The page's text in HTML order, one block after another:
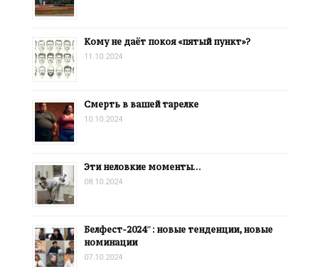
Кому не даёт покоя «пятый пункт»?
11.10.2024
Смерть в вашей тарелке
10.10.2024
Эти неловкие моменты…
08.10.2024
Белфест-2024″: новые тенденции, новые
номинации
07.10.2024